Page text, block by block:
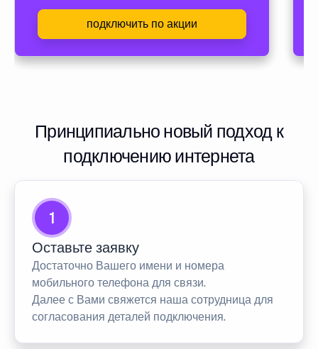
подключить по акции
Принципиально новый подход к
подключению интернета
1
Оставьте заявку
Достаточно Вашего имени и номера
мобильного телефона для связи.
Далее с Вами свяжется наша сотрудница для
согласования деталей подключения.